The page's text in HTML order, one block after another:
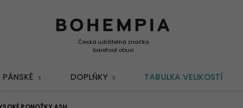
PÁNSKÉ DOPLŇKY TABULKA VELIKOSTÍ